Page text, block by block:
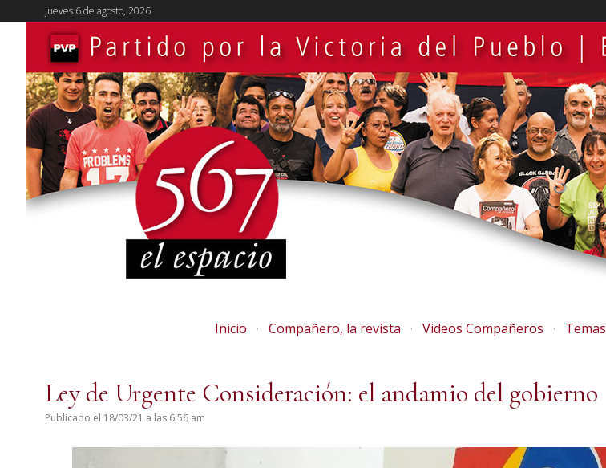
jueves 6 de agosto, 2026
Inicio Compañero, la revista Videos Compañeros Temas
Ley de Urgente Consideración: el andamio del gobierno
Publicado el 18/03/21 a las 6:56 am